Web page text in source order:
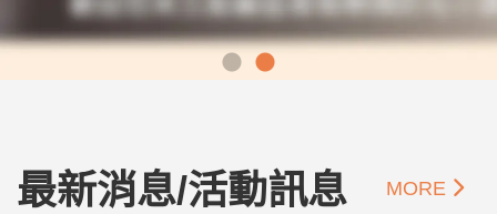
最新消息/活動訊息 MORE